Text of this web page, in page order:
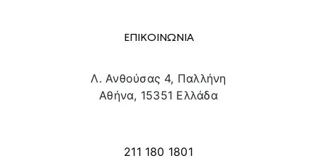
ΕΠΙΚΟΙΝΩΝΙΑ
Λ. Ανθούσας 4, Παλλήνη
Αθήνα, 15351 Ελλάδα
211 180 1801